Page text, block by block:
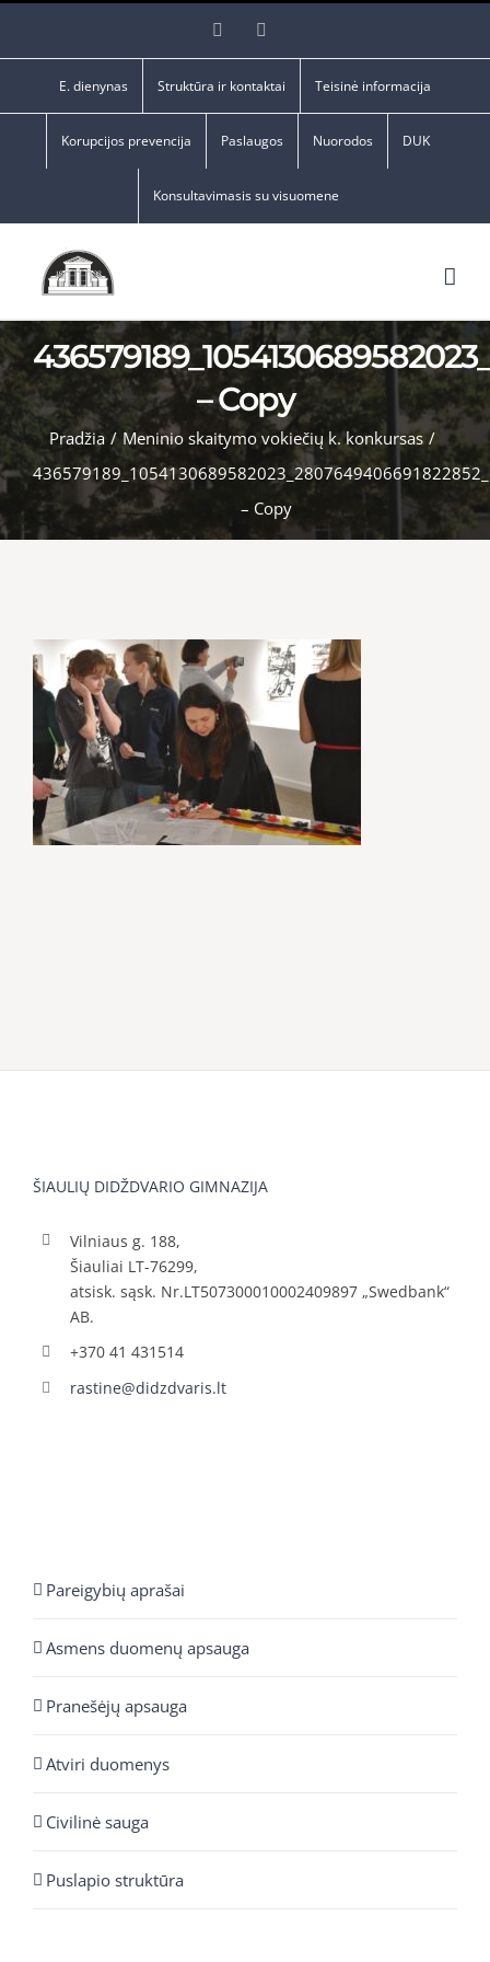
Facebook
E. dienynas Struktūra ir kontaktai Teisinė informacija
Korupcijos prevencija Paslaugos Nuorodos DUK
Konsultavimasis su visuomene
– Copy
Pradžia / Meninio skaitymo vokiečių k. konkursas /
– Copy
ŠIAULIŲ DIDŽDVARIO GIMNAZIJA
Vilniaus g. 188,
Šiauliai LT-76299,
atsisk. sąsk. Nr.LT507300010002409897 „Swedbank“
AB.
+370 41 431514
rastine@didzdvaris.lt
Pareigybių aprašai
Asmens duomenų apsauga
Pranešėjų apsauga
Atviri duomenys
Civilinė sauga
Puslapio struktūra